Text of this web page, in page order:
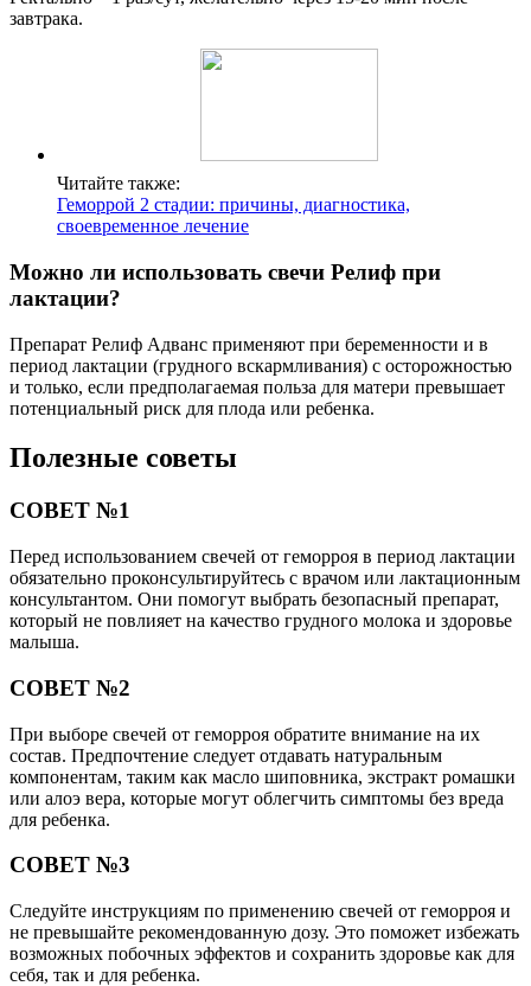
завтрака.
Читайте также:
Геморрой 2 стадии: причины, диагностика,
своевременное лечение
Можно ли использовать свечи Релиф при
лактации?
Препарат Релиф Адванс применяют при беременности и в
период лактации (грудного вскармливания) с осторожностью
и только, если предполагаемая польза для матери превышает
потенциальный риск для плода или ребенка.
Полезные советы
СОВЕТ №1
Перед использованием свечей от геморроя в период лактации
обязательно проконсультируйтесь с врачом или лактационным
консультантом. Они помогут выбрать безопасный препарат,
который не повлияет на качество грудного молока и здоровье
малыша.
СОВЕТ №2
При выборе свечей от геморроя обратите внимание на их
состав. Предпочтение следует отдавать натуральным
компонентам, таким как масло шиповника, экстракт ромашки
или алоэ вера, которые могут облегчить симптомы без вреда
для ребенка.
СОВЕТ №3
Следуйте инструкциям по применению свечей от геморроя и
не превышайте рекомендованную дозу. Это поможет избежать
возможных побочных эффектов и сохранить здоровье как для
себя, так и для ребенка.